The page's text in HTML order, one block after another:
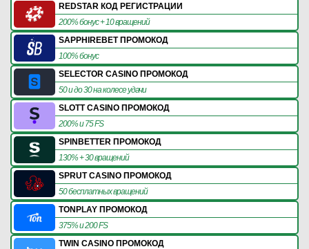
REDSTAR КОД РЕГИСТРАЦИИ
200% бонус + 10 вращений
SAPPHIREBET ПРОМОКОД
100% бонус
SELECTOR CASINO ПРОМОКОД
50 и до 30 на колесе удачи
SLOTT CASINO ПРОМОКОД
200% и 75 FS
SPINBETTER ПРОМОКОД
130% + 30 вращений
SPRUT CASINO ПРОМОКОД
50 бесплатных вращений
TONPLAY ПРОМОКОД
375% и 200 FS
TWIN CASINO ПРОМОКОД